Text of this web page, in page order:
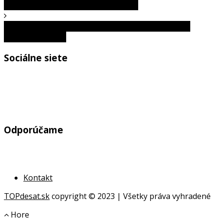
Sociálne siete
Odporúčame
Kontakt
TOPdesat.skcopyright © 2023 | Všetky práva vyhradené
Hore